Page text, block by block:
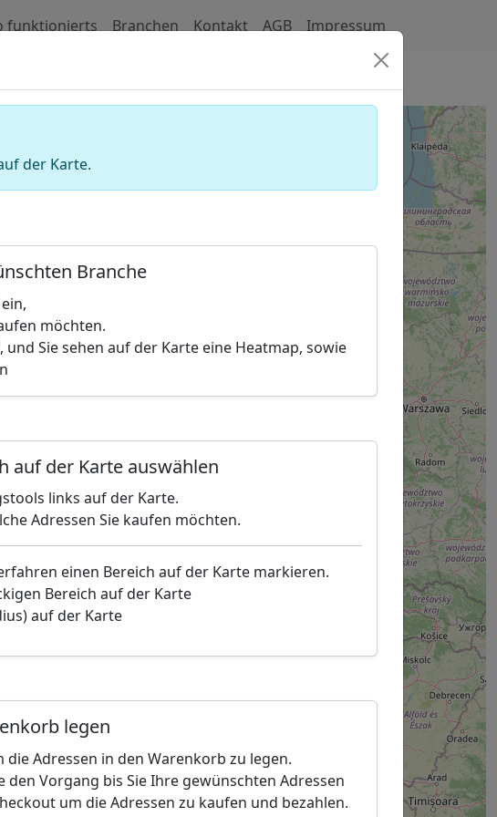
funktionierts Branchen Kontakt AGB Impressum
(Whirlpoolanbieter)
der Karte.
Branche
möchten.
Sie sehen auf der Karte eine Heatmap, sowie
auf der Karte auswählen
links auf der Karte.
Adressen Sie kaufen möchten.
einen Bereich auf der Karte markieren.
Bereich auf der Karte
auf der Karte
legen
Adressen in den Warenkorb zu legen.
Vorgang bis Sie Ihre gewünschten Adressen
um die Adressen zu kaufen und bezahlen.